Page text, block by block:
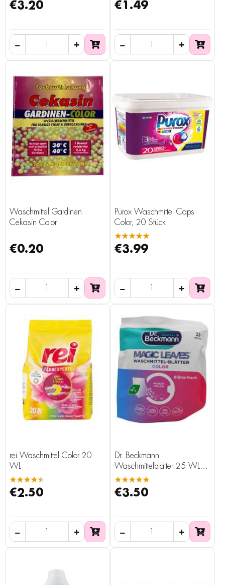
€3.20 €1.49
Waschmittel Gardinen
Cekasin Color
€0.20
Purox Waschmittel Caps
Color, 20 Stück
★★★★★
€3.99
rei Waschmittel Color 20
WL
★★★★★
€2.50
Dr. Beckmann
Waschmittelblätter 25 WL
Color
★★★★★
€3.50